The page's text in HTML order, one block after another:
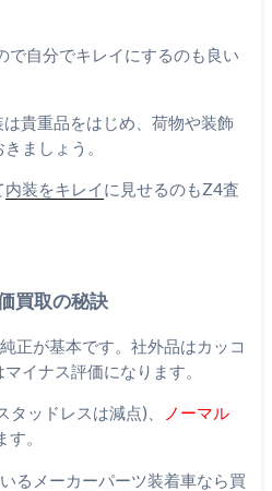
で自分でキレイにするのも良い
貴重品をはじめ、荷物や装飾
ましょう。
内装をキレイに見せるのもZ4査
買取の秘訣
正が基本です。社外品はカッコ
イナス評価になります。
ッドレスは減点)、
ノーマル
。
るメーカーパーツ装着車なら買